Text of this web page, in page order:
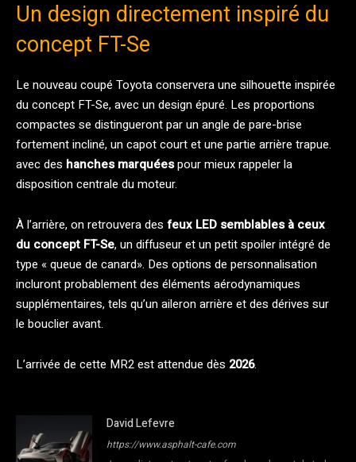
Un design directement inspiré du
concept FT-Se
Le nouveau coupé Toyota conservera une silhouette inspirée
du concept FT-Se, avec un design épuré. Les proportions
compactes se distingueront par un angle de pare-brise
fortement incliné, un capot court et une partie arrière trapue.
avec des hanches marquéespour mieux rappeler la
disposition centrale du moteur.
À l’arrière, on retrouvera des feux LED semblables à ceux
du concept FT-Se, un diffuseur et un petit spoiler intégré de
type « queue de canard». Des options de personnalisation
incluront probablement des éléments aérodynamiques
supplémentaires, tels qu’un aileron arrière et des dérives sur
le bouclier avant.
L’arrivée de cette MR2 est attendue dès 2026.
David Lefevre
https://www.asphalt-cafe.com